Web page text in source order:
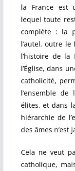
la France est
lequel toute
complète : la
l’autel, outre le
l’histoire de
l’Église, dans
catholicité,
l’ensemble
élites, et dans
hiérarchie de
des âmes n’est
Cela ne veut
catholique,